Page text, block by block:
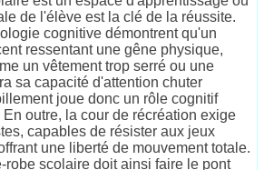
de l'élève est la clé de la réussite.
cognitive démontrent qu'un
ressentant une gêne physique,
un vêtement trop serré ou une
sa capacité d'attention chuter
joue donc un rôle cognitif
outre, la cour de récréation exige
capables de résister aux jeux
une liberté de mouvement totale.
robe scolaire doit ainsi faire le pont